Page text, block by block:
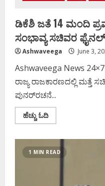
ಡಿಕೆಶಿ ಜತೆ 14 ಮಂದಿ
ಸಂಭಾವ್ಯ ಸಚಿವರ
Ashwaveega June 3,
Ashwaveega News
ರಾಜ್ಯ ರಾಜಕಾರಣದಲ್ಲಿ ಮತ್ತೆ
ಪುನರ್‌ರಚನೆ...
ಹೆಚ್ಚು ಓದಿRead
more
14
ಮಂದಿ
1 MIN READ